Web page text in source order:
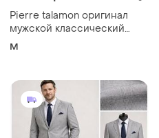
Pierre talamon оригинал
мужской классический
костюм итальянский
премиум сегмента размер
M